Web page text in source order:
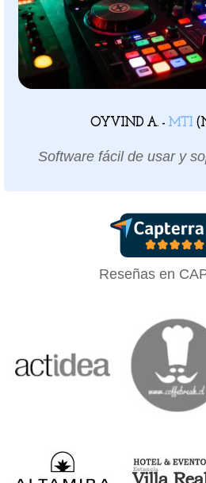
OYVIND A. - MTI
Software fácil de usar y
Reseñas en